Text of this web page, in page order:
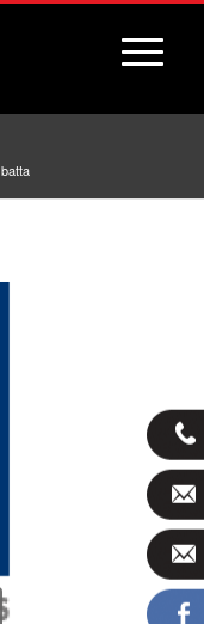
batta